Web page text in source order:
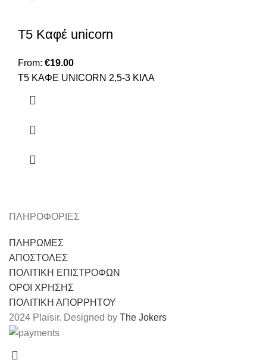
Τ5 Καφέ unicorn
From: €19.00
Τ5 ΚΑΦΕ UNICORN 2,5-3 ΚΙΛΑ
ΠΛΗΡΟΦΟΡΙΕΣ
ΠΛΗΡΩΜΕΣ
ΑΠΟΣΤΟΛΕΣ
ΠΟΛΙΤΙΚΗ ΕΠΙΣΤΡΟΦΩΝ
ΟΡΟΙ ΧΡΗΣΗΣ
ΠΟΛΙΤΙΚΗ ΑΠΟΡΡΗΤΟΥ
2024 Plaisir. Designed by The Jokers